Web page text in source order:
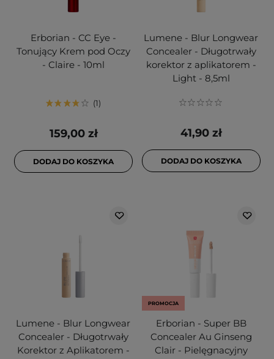
Erborian - CC Eye -
Tonujący Krem pod Oczy
- Claire - 10ml
1
159,00 zł
DODAJ DO KOSZYKA
Lumene - Blur Longwear
Concealer - Długotrwały
korektor z aplikatorem -
Light - 8,5ml
41,90 zł
DODAJ DO KOSZYKA
Lumene - Blur Longwear
Concealer - Długotrwały
Korektor z Aplikatorem -
PROMOCJA
Erborian - Super BB
Concealer Au Ginseng
Clair - Pielęgnacyjny